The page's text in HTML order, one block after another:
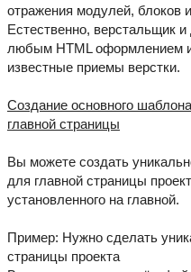
отражения модулей, блоков
Естественно, верстальщик и
любым HTML оформлением
известные приемы верстки.
Создание основного
главной страницы
Вы можете создать
для главной страницы
установленного на главной.
Пример: Нужно сделать
страницы проекта